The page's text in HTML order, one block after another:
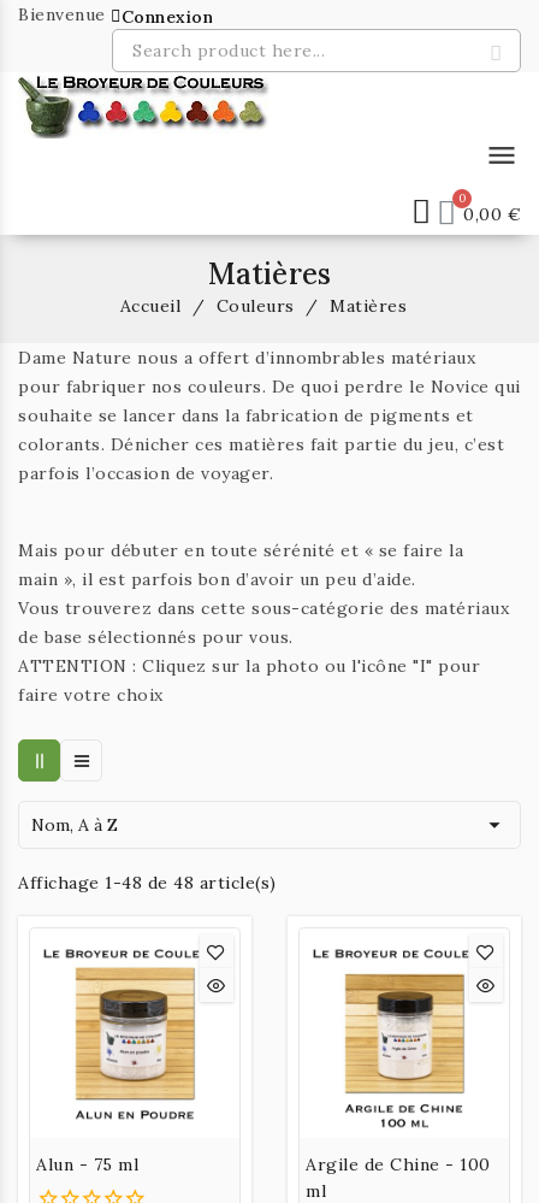
Bienvenue Connexion
menu
0,00 €
Matières
Accueil Couleurs Matières
Dame Nature nous a offert d’innombrables matériaux
pour fabriquer nos couleurs. De quoi perdre le Novice qui
souhaite se lancer dans la fabrication de pigments et
colorants. Dénicher ces matières fait partie du jeu, c’est
parfois l’occasion de voyager.
Mais pour débuter en toute sérénité et « se faire la
main », il est parfois bon d’avoir un peu d’aide.
Vous trouverez dans cette sous-catégorie des matériaux
de base sélectionnés pour vous.
ATTENTION : Cliquez sur la photo ou l'icône "I" pour
faire votre choix
Nom, A à Z 
Affichage 1-48 de 48 article(s)
Alun - 75 ml
Argile de Chine - 100
ml